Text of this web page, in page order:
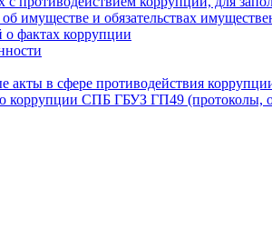
имуществе и обязательствах
о фактах коррупции
акты в сфере противодействия
коррупции СПБ ГБУЗ ГП49 (протоколы,